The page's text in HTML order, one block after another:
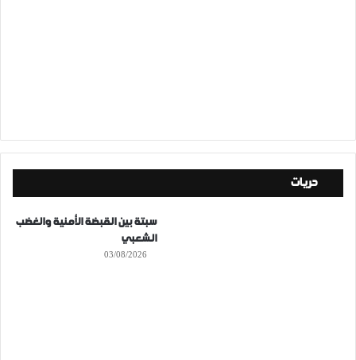
حريات
سبتة بين القبضة الأمنية والغضب
الشعبي
03/08/2026